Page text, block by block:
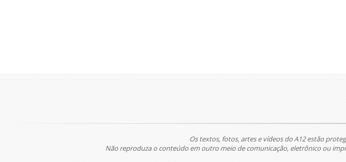
Os textos, fotos, artes e vídeos do A12 estão
Não reproduza o conteúdo em outro meio de comunicação, eletrônico ou